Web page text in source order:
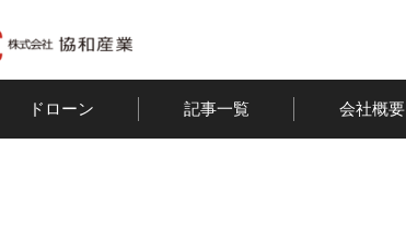
ドローン 記事一覧 会社概要